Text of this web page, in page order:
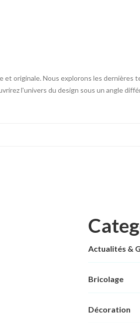
originale. Nous explorons les dernières
l'univers du design sous un angle
Actualités &
Bricolage
Décoration